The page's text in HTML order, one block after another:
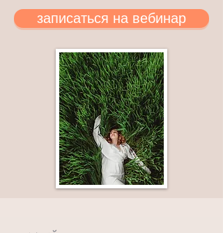
записаться на вебинар